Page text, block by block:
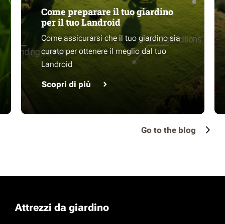
Come preparare il tuo giardino
per il tuo Landroid
Come assicurarsi che il tuo giardino sia
curato per ottenere il meglio dal tuo
Landroid
Scopri di più
Go to the blog
Attrezzi da giardino